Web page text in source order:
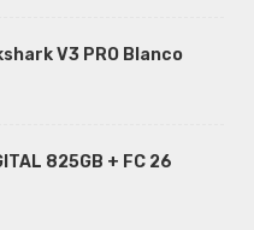
V3 PRO Blanco
825GB + FC 26